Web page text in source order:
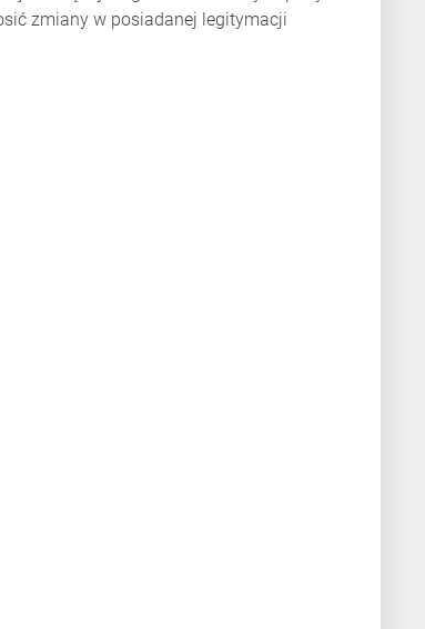
zmiany w posiadanej legitymacji